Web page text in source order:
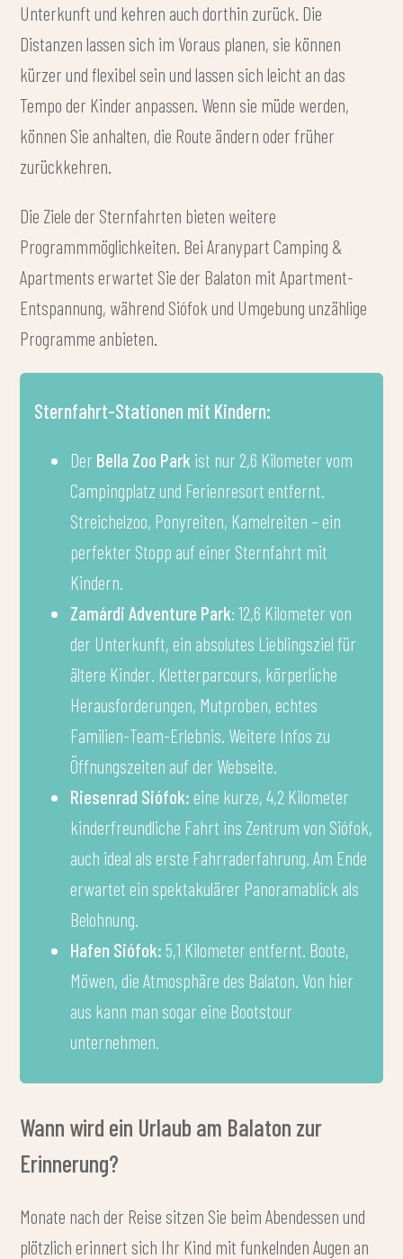
Unterkunft und kehren auch dorthin zurück. Die
Distanzen lassen sich im Voraus planen, sie können
kürzer und flexibel sein und lassen sich leicht an das
Tempo der Kinder anpassen. Wenn sie müde werden,
können Sie anhalten, die Route ändern oder früher
zurückkehren.
Die Ziele der Sternfahrten bieten weitere
Programmmöglichkeiten. Bei Aranypart Camping &
Apartments erwartet Sie der Balaton mit Apartment-
Entspannung, während Siófok und Umgebung unzählige
Programme anbieten.
Sternfahrt-Stationen mit Kindern:
Der Bella Zoo Park ist nur 2,6 Kilometer vom
Campingplatz und Ferienresort entfernt.
Streichelzoo, Ponyreiten, Kamelreiten – ein
perfekter Stopp auf einer Sternfahrt mit
Kindern.
Zamárdi Adventure Park: 12,6 Kilometer von
der Unterkunft, ein absolutes Lieblingsziel für
ältere Kinder. Kletterparcours, körperliche
Herausforderungen, Mutproben, echtes
Familien-Team-Erlebnis. Weitere Infos zu
Öffnungszeiten auf der Webseite.
Riesenrad Siófok: eine kurze, 4,2 Kilometer
kinderfreundliche Fahrt ins Zentrum von Siófok,
auch ideal als erste Fahrraderfahrung. Am Ende
erwartet ein spektakulärer Panoramablick als
Belohnung.
Hafen Siófok: 5,1 Kilometer entfernt. Boote,
Möwen, die Atmosphäre des Balaton. Von hier
aus kann man sogar eine Bootstour
unternehmen.
Wann wird ein Urlaub am Balaton zur
Erinnerung?
Monate nach der Reise sitzen Sie beim Abendessen und
plötzlich erinnert sich Ihr Kind mit funkelnden Augen an